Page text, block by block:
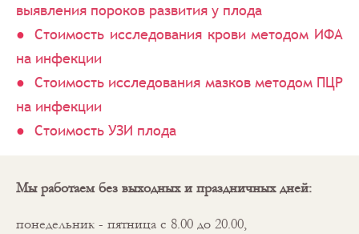
выявления пороков развития у плода
Стоимость исследования крови методом ИФА
на инфекции
Стоимость исследования мазков методом ПЦР
на инфекции
Стоимость УЗИ плода
Мы работаем без выходных и праздничных дней:
понедельник - пятница с 8.00 до 20.00,